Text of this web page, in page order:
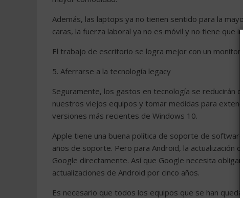
Además, las laptops ya no tienen sentido para la
caras, la fuerza laboral ya no es móvil y no tiene que
El trabajo de escritorio se logra mejor con un
5. Aferrarse a la tecnología legacy
Seguramente, los gastos en tecnología se reducirán
nuestros viejos equipos y tomar medidas para
versiones más recientes de Windows 10.
Apple tiene una buena política de soporte de
años de soporte. Pero para Android, la actualización
Google directamente. Así que Google necesita
actualizaciones de Android por cinco años.
Es necesario que todos los equipos que se han